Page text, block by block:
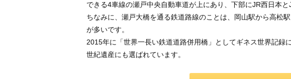
できる4車線の瀬戸中央自動車道が上にあり、下部にJR西日本
ちなみに、瀬戸大橋を通る鉄道路線のことは、岡山駅から高松
が多いです。
2015年に「世界一長い鉄道道路併用橋」としてギネス世界記録
世紀遺産にも選ばれています。